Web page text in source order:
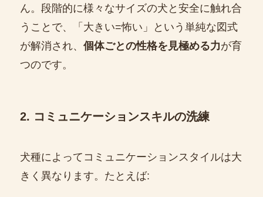
ん。段階的に様々なサイズの犬と安全に触れ合
うことで、「大きい=怖い」という単純な図式
が解消され、 個体ごとの性格を見極める力が育
つのです。
2. コミュニケーションスキルの洗練
犬種によってコミュニケーションスタイルは大
きく異なります。たとえば: